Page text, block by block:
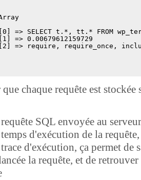
[0] => SELECT t.*, tt.* FROM
[1] => 0.00679612159729
[2] => require, require_once,
chaque requête est stockée
SQL envoyée au serveur
d'exécution de la requête,
d'exécution, ça permet de
la requête, et de